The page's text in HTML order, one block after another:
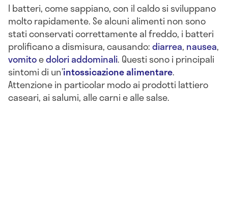
I batteri, come sappiano, con il caldo si sviluppano
molto rapidamente. Se alcuni alimenti non sono
stati conservati correttamente al freddo, i batteri
prolificano a dismisura, causando:diarrea, nausea,
vomitoedolori addominali. Questi sono i principali
sintomi di un’intossicazione alimentare.
Attenzione in particolar modo ai prodotti lattiero
caseari, ai salumi, alle carni e alle salse.